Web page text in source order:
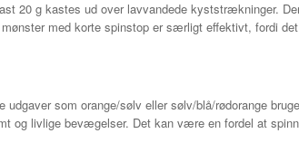
20 g kastes ud over lavvandede kyststrækninger.
med korte spinstop er særligt effektivt, fordi
som orange/sølv eller sølv/blå/rødorange
og livlige bevægelser. Det kan være en fordel at